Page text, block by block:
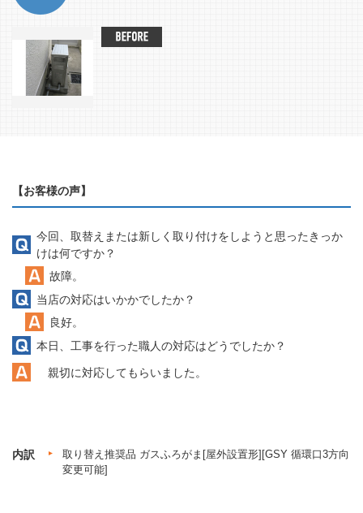
【お客様の声】
今回、取替えまたは新しく取り付けをしようと思ったきっか
けは何ですか？
故障。
当店の対応はいかかでしたか？
良好。
本日、工事を行った職人の対応はどうでしたか？
親切に対応してもらいました。
内訳
取り替え推奨品 ガスふろがま[屋外設置形][GSY 循環口3方向
変更可能]